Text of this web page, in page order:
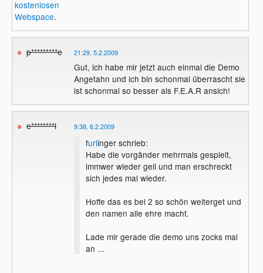
kostenlosen
Webspace.
p*********e 21:29, 5.2.2009
Gut, ich habe mir jetzt auch einmal die Demo
Angetahn und ich bin schonmal überrascht sie
ist schonmal so besser als F.E.A.R ansich!
e********l 9:38, 6.2.2009
furlinger schrieb:
Habe die vorgänder mehrmals gespielt,
immwer wieder geil und man erschreckt
sich jedes mal wieder.
Hoffe das es bei 2 so schön weiterget und
den namen alle ehre macht.
Lade mir gerade die demo uns zocks mal
an ...